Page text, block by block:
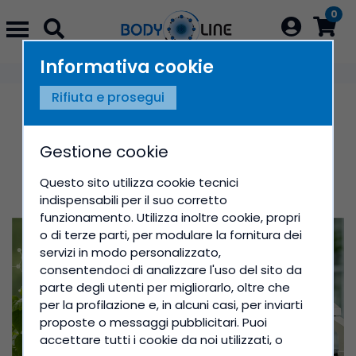
0
Login
Isoflavoni del Kudzu: cosa
dice la ricerca scientifica
Informativa cookie
Rifiuta e prosegui
Gestione cookie
Questo sito utilizza cookie tecnici
indispensabili per il suo corretto
funzionamento. Utilizza inoltre cookie, propri
o di terze parti, per modulare la fornitura dei
servizi in modo personalizzato,
consentendoci di analizzare l'uso del sito da
parte degli utenti per migliorarlo, oltre che
per la profilazione e, in alcuni casi, per inviarti
proposte o messaggi pubblicitari. Puoi
accettare tutti i cookie da noi utilizzati, o